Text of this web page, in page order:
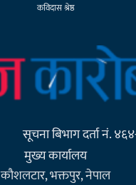
कविदास श्रेष्ठ
सूचना बिभाग दर्ता नं.
मुख्य कार्यालय
कौशलटार, भक्तपुर, नेपाल